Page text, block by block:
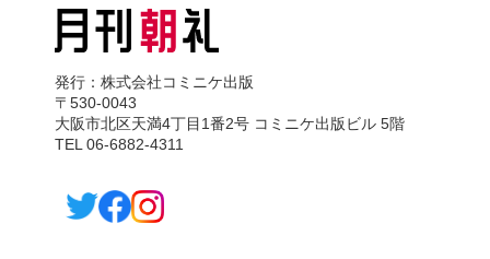
発行：株式会社コミニケ出版
〒530-0043
大阪市北区天満4丁目1番2号 コミニケ出版ビル 5階
TEL 06-6882-4311